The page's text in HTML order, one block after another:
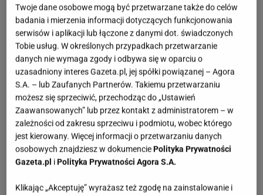
Twoje dane osobowe mogą być przetwarzane także do celów
badania i mierzenia informacji dotyczących funkcjonowania
serwisów i aplikacji lub łączone z danymi dot. świadczonych
Tobie usług. W określonych przypadkach przetwarzanie
danych nie wymaga zgody i odbywa się w oparciu o
uzasadniony interes Gazeta.pl, jej spółki powiązanej – Agora
S.A. – lub Zaufanych Partnerów. Takiemu przetwarzaniu
możesz się sprzeciwić, przechodząc do „Ustawień
Zaawansowanych” lub przez kontakt z administratorem – w
zależności od zakresu sprzeciwu i podmiotu, wobec którego
jest kierowany. Więcej informacji o przetwarzaniu danych
osobowych znajdziesz w dokumenciePolityka Prywatności
Gazeta.pl iPolityka Prywatności Agora S.A.
Klikając „Akceptuję” wyrażasz też zgodę na zainstalowanie i